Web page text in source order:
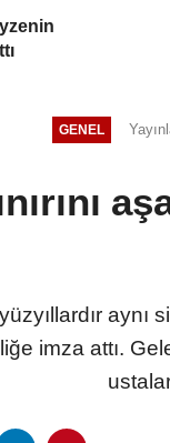
GENEL
imza attı.